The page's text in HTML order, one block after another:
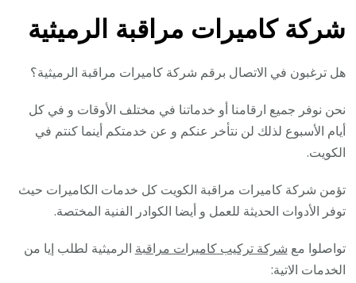
شركة كاميرات مراقبة الرميثية
هل ترغبون في الاتصال برقم شركة كاميرات مراقبة الرميثية؟
نحن نوفر جميع ارقامنا أو خدماتنا في مختلف الأوقات و في كل
أيام الأسبوع لذلك لن نتأخر عنكم و عن خدمتكم أينما كنتم في
الكويت.
تؤمن شركة كاميرات مراقبة الكويت كل خدمات الكاميرات حيث
توفر الأدوات الحديثة للعمل و أيضا الكوادر الفنية المختصة.
تواصلوا مع شركة تركيب كاميرات مراقبة الرميثية لطلب إيا من
الخدمات الاتية: